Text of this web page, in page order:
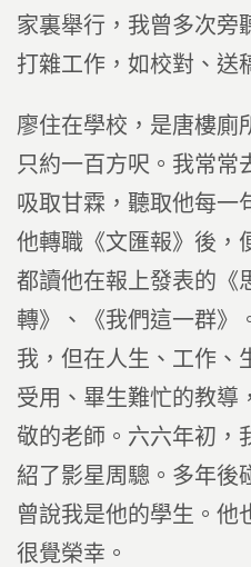
家裏舉行，我曾多次旁
打雜工作，如校對、送
廖住在學校，是唐樓廁
只約一百方呎。我常常
吸取甘霖，聽取他每一
他轉職《文匯報》後，
都讀他在報上發表的《
轉》、《我們這一群》
我，但在人生、工作、
受用、畢生難忙的教導
敬的老師。六六年初，
紹了影星周驄。多年後
曾說我是他的學生。他
很覺榮幸。